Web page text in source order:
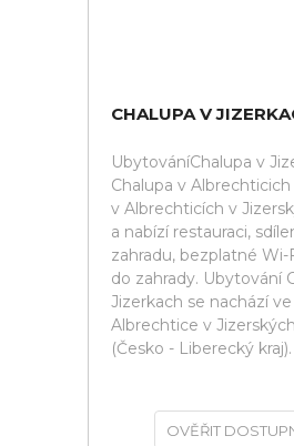
CHALUPA V
UbytováníChalupa v
Chalupa v
v Albrechticích v
a nabízí restauraci,
zahradu, bezplatné Wi-
do zahrady. Ubytování
Jizerkach se nachází
Albrechtice v
(Česko - Liberecký kraj).
OVĚŘIT